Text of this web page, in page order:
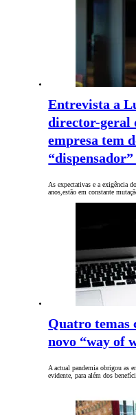
Entrevista a
director-geral
empresa tem
As expectativas e a exigência
anos,estão em constante
Quatro
novo “way of
A actual pandemia obrigou as
evidente, para além dos